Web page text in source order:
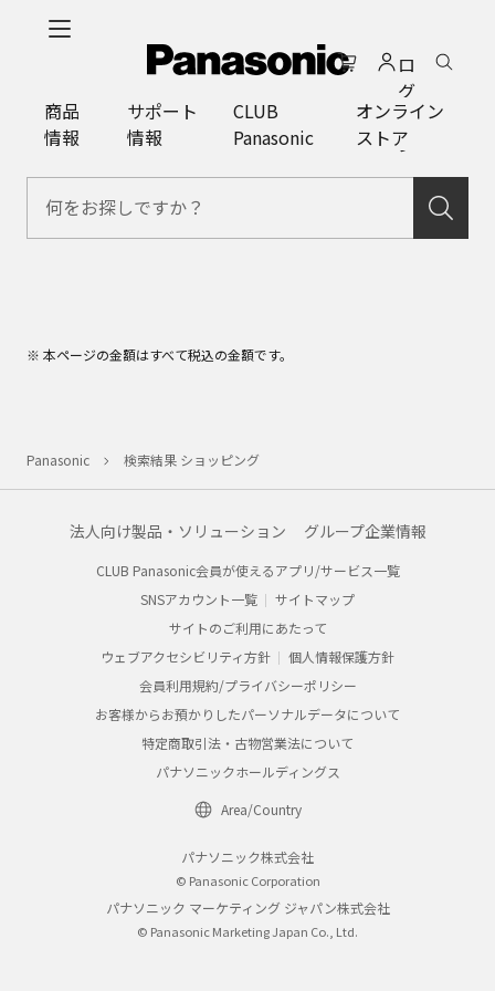
ロ
グ
イ
ン
商品
情報
サポート
情報
CLUB
Panasonic
オンライン
ストア
※ 本ページの金額はすべて税込の金額です。
Panasonic 検索結果 ショッピング
法人向け製品・ソリューション グループ企業情報
CLUB Panasonic会員が使えるアプリ/サービス一覧
SNSアカウント一覧
サイトマップ
サイトのご利用にあたって
ウェブアクセシビリティ方針
個人情報保護方針
会員利用規約/プライバシーポリシー
お客様からお預かりしたパーソナルデータについて
特定商取引法・古物営業法について
パナソニックホールディングス
Area/Country
パナソニック株式会社
© Panasonic Corporation
パナソニック マーケティング ジャパン株式会社
© Panasonic Marketing Japan Co., Ltd.